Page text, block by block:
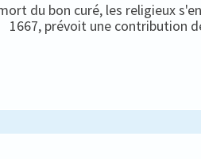
du bon curé, les religieux
1667, prévoit une contribution